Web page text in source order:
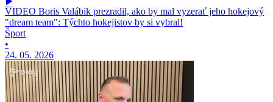
VIDEO Boris Valábik prezradil, ako by mal vyzerať jeho hokejový
"dream team": Týchto hokejistov by si vybral!
Šport
•
24. 05. 2026